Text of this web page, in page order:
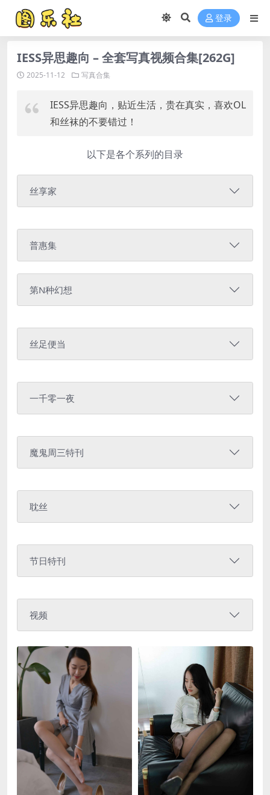
登录
IESS异思趣向 – 全套写真视频合集[262G]
2025-11-12 写真合集
IESS异思趣向，贴近生活，贵在真实，喜欢OL
和丝袜的不要错过！
以下是各个系列的目录
丝享家
普惠集
第N种幻想
丝足便当
一千零一夜
魔鬼周三特刊
耽丝
节日特刊
视频